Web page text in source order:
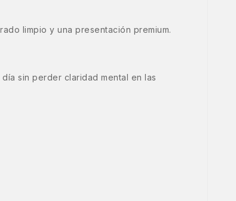
limpio y una presentación premium.
sin perder claridad mental en las